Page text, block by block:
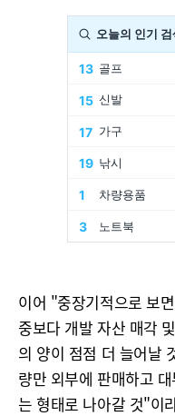
이어 "중장기적으로 보
중보다 개발 자산 매각
의 양이 점점 더 늘어날
량만 외부에 판매하고
는 형태로 나아갈 것"이